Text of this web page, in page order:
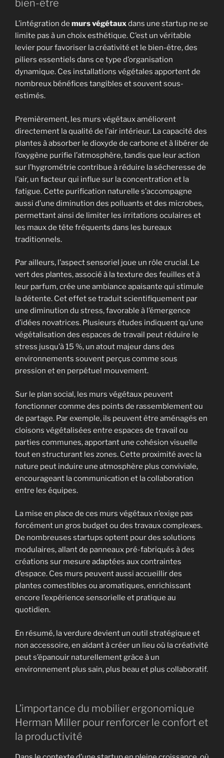
bien-être
L’intégration de murs végétauxdans une startup ne se
limite pas à un choix esthétique. C’est un véritable
levier pour favoriser la créativité et le bien-être, des
piliers essentiels dans ce type d’organisation
dynamique. Ces installations végétales apportent de
nombreux bénéfices tangibles et souvent sous-
estimés.
Premièrement, les murs végétaux améliorent
directement la qualité de l’air intérieur. La capacité des
plantes à absorber le dioxyde de carbone et à libérer de
l’oxygène purifie l’atmosphère, tandis que leur action
sur l’hygrométrie contribue à réduire la sécheresse de
l’air, un facteur qui influe sur la concentration et la
fatigue. Cette purification naturelle s’accompagne
aussi d’une diminution des polluants et des microbes,
permettant ainsi de limiter les irritations oculaires et
les maux de tête fréquents dans les bureaux
traditionnels.
Par ailleurs, l’aspect sensoriel joue un rôle crucial. Le
vert des plantes, associé à la texture des feuilles et à
leur parfum, crée une ambiance apaisante qui stimule
la détente. Cet effet se traduit scientifiquement par
une diminution du stress, favorable à l’émergence
d’idées novatrices. Plusieurs études indiquent qu’une
végétalisation des espaces de travail peut réduire le
stress jusqu’à 15 %, un atout majeur dans des
environnements souvent perçus comme sous
pression et en perpétuel mouvement.
Sur le plan social, les murs végétaux peuvent
fonctionner comme des points de rassemblement ou
de partage. Par exemple, ils peuvent être aménagés en
cloisons végétalisées entre espaces de travail ou
parties communes, apportant une cohésion visuelle
tout en structurant les zones. Cette proximité avec la
nature peut induire une atmosphère plus conviviale,
encourageant la communication et la collaboration
entre les équipes.
La mise en place de ces murs végétaux n’exige pas
forcément un gros budget ou des travaux complexes.
De nombreuses startups optent pour des solutions
modulaires, allant de panneaux pré-fabriqués à des
créations sur mesure adaptées aux contraintes
d’espace. Ces murs peuvent aussi accueillir des
plantes comestibles ou aromatiques, enrichissant
encore l’expérience sensorielle et pratique au
quotidien.
En résumé, la verdure devient un outil stratégique et
non accessoire, en aidant à créer un lieu où la créativité
peut s’épanouir naturellement grâce à un
environnement plus sain, plus beau et plus collaboratif.
L’importance du mobilier ergonomique
Herman Miller pour renforcer le confort et
la productivité